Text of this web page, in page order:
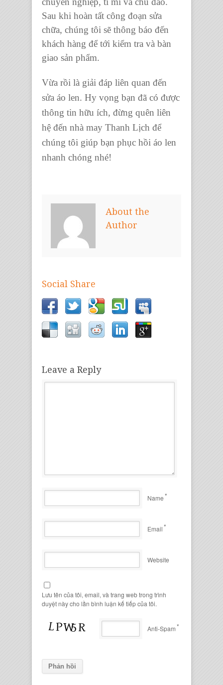
Sau khi hoàn tất công đoạn sửa
chữa, chúng tôi sẽ thông báo đến
khách hàng để tới kiểm tra và bàn
giao sản phẩm.
Vừa rồi là giải đáp liên quan đến
sửa áo len. Hy vọng bạn đã có được
thông tin hữu ích, đừng quên liên
hệ đến nhà may Thanh Lịch để
chúng tôi giúp bạn phục hồi áo len
nhanh chóng nhé!
About the
Author
Social Share
Leave a Reply
Name*
Email*
Website
Lưu tên của tôi, email, và trang web trong trình
duyệt này cho lần bình luận kế tiếp của tôi.
Anti-Spam*